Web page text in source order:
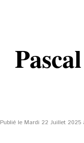
Publié le Mardi 22 Juillet 2025